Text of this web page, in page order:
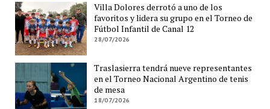
Villa Dolores derrotó a uno de los
favoritos y lidera su grupo en el Torneo de
Fútbol Infantil de Canal 12
28/07/2026
Traslasierra tendrá nueve representantes
en el Torneo Nacional Argentino de tenis
de mesa
18/07/2026